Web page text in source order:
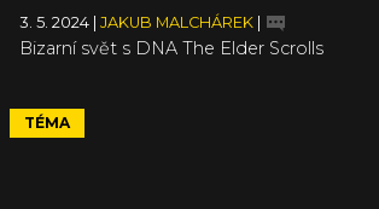
3. 5. 2024 | JAKUB MALCHÁREK |
Bizarní svět s DNA The Elder Scrolls
TÉMA